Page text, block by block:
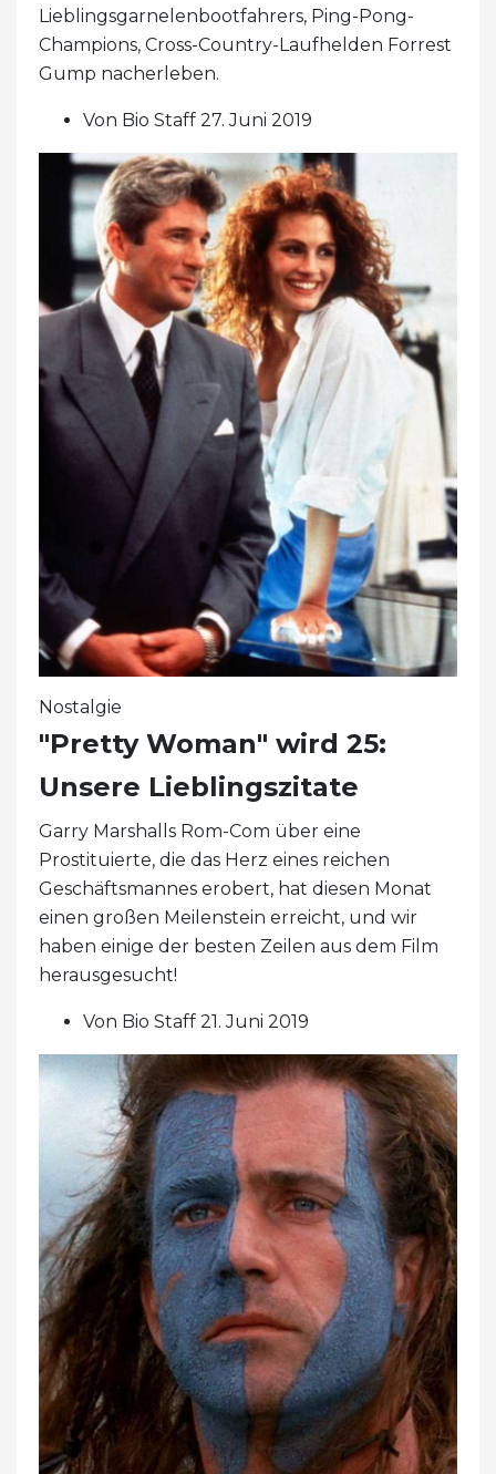
Lieblingsgarnelenbootfahrers, Ping-Pong-
Champions, Cross-Country-Laufhelden Forrest
Gump nacherleben.
Von Bio Staff 27. Juni 2019
Nostalgie
"Pretty Woman" wird 25:
Unsere Lieblingszitate
Garry Marshalls Rom-Com über eine
Prostituierte, die das Herz eines reichen
Geschäftsmannes erobert, hat diesen Monat
einen großen Meilenstein erreicht, und wir
haben einige der besten Zeilen aus dem Film
herausgesucht!
Von Bio Staff 21. Juni 2019